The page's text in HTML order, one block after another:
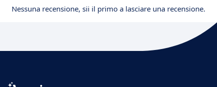
Nessuna recensione, sii il primo a lasciare una recensione.